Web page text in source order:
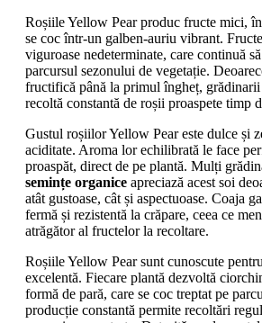
Roșiile Yellow Pear produc fructe mici,
se coc într-un galben-auriu vibrant.
viguroase nedeterminate, care continuă
parcursul sezonului de vegetație.
fructifică până la primul îngheț, grădinarii
recoltă constantă de roșii proaspete timp
Gustul roșiilor Yellow Pear este dulce și
aciditate. Aroma lor echilibrată le face
proaspăt, direct de pe plantă. Mulți
semințe organice apreciază acest soi
atât gustoase, cât și aspectuoase. Coaja
fermă și rezistentă la crăpare, ceea ce
atrăgător al fructelor la recoltare.
Roșiile Yellow Pear sunt cunoscute
excelentă. Fiecare plantă dezvoltă
formă de pară, care se coc treptat pe
producție constantă permite recoltări